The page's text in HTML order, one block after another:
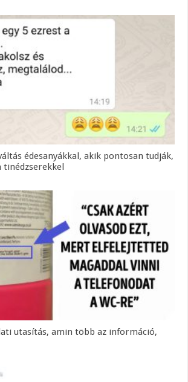
édesanyákkal, akik pontosan tudják,
tinédzserekkel
utasítás, amin több az információ,